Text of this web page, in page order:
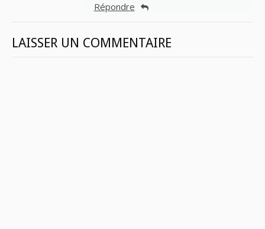
Répondre
LAISSER UN COMMENTAIRE